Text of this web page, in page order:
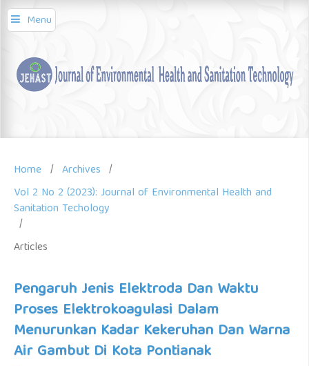
Menu
Home / Archives /
Vol 2 No 2 (2023): Journal of Environmental Health and
Sanitation Techology
/
Articles
Pengaruh Jenis Elektroda Dan Waktu
Proses Elektrokoagulasi Dalam
Menurunkan Kadar Kekeruhan Dan Warna
Air Gambut Di Kota Pontianak